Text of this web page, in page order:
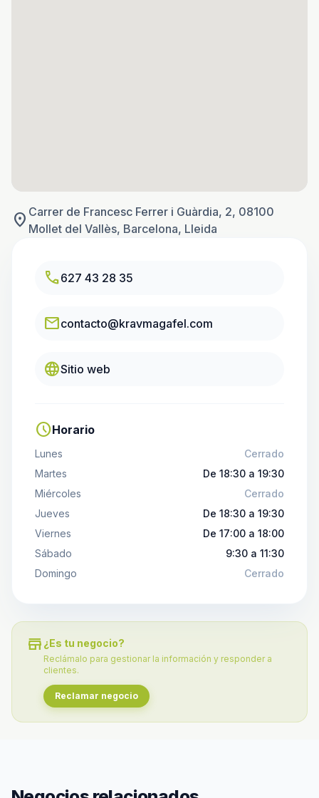
location_on Carrer de Francesc Ferrer i Guàrdia, 2, 08100
Mollet del Vallès, Barcelona, Lleida
call627 43 28 35
emailcontacto@kravmagafel.com
languageSitio web
scheduleHorario
Lunes
Cerrado
Martes
De 18:30 a 19:30
Miércoles
Cerrado
Jueves
De 18:30 a 19:30
Viernes
De 17:00 a 18:00
Sábado
9:30 a 11:30
Domingo
Cerrado
store ¿Es tu negocio?
Reclámalo para gestionar la información y responder a
clientes.
Reclamar negocio